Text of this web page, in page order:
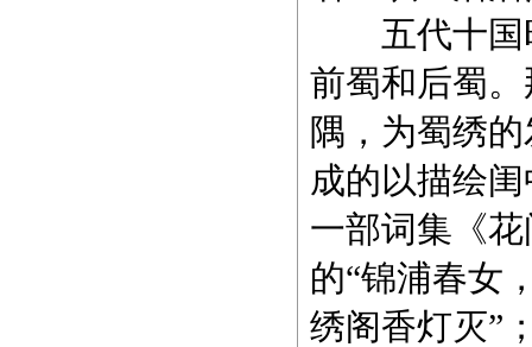
五代十国时
前蜀和后蜀
隅，为蜀绣
成的以描绘
一部词集《
的“锦浦春女
绣阁香灯灭”